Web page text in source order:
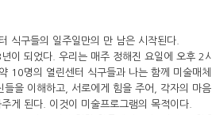
식구들의 일주일만의 만 남은 시작된다.
이 되었다. 우리는 매주 정해진 요일에 오후 2시
10명의 열린센터 식구들과 나는 함께 미술매체
을 이해하고, 서로에게 힘을 주어, 각자의 마음
게 된다. 이것이 미술프로그램의 목적이다.